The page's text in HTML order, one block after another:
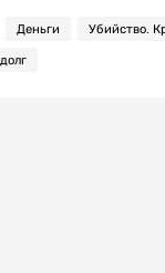
Деньги Убийство.
долг